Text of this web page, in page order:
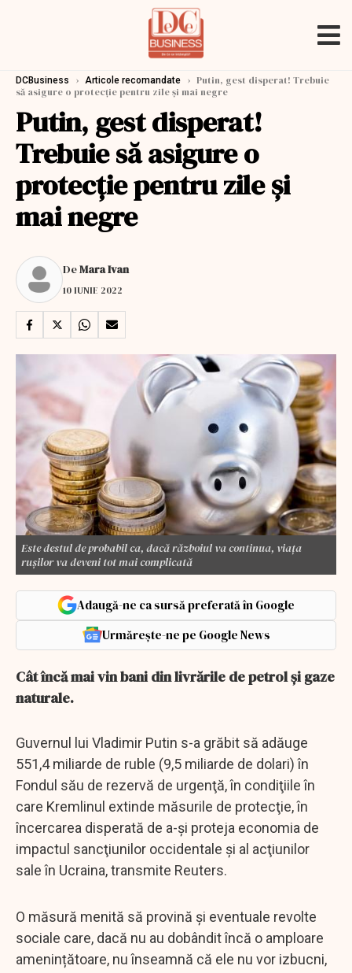
DCBusiness › Articole recomandate › Putin, gest disperat! Trebuie
să asigure o protecție pentru zile și mai negre
Putin, gest disperat!
Trebuie să asigure o
protecție pentru zile și
mai negre
DeMara Ivan
10 IUNIE 2022
Este destul de probabil ca, dacă războiul va continua, viața
rușilor va deveni tot mai complicată
Adaugă-ne ca sursă preferată în Google
Urmărește-ne pe Google News
Cât încă mai vin bani din livrările de petrol și gaze
naturale.
Guvernul lui Vladimir Putin s-a grăbit să adăuge
551,4 miliarde de ruble (9,5 miliarde de dolari) în
Fondul său de rezervă de urgenţă, în condiţiile în
care Kremlinul extinde măsurile de protecţie, în
încercarea disperată de a-şi proteja economia de
impactul sancţiunilor occidentale şi al acţiunilor
sale în Ucraina, transmite Reuters.
O măsură menită să provină și eventuale revolte
sociale care, dacă nu au dobândit încă o amploare
amenințătoare, nu înseamnă că ele nu vor izbucni,